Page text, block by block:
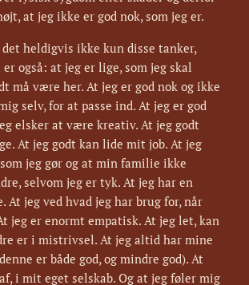
at jeg ikke er god nok, som jeg er.
heldigvis ikke kun disse tanker,
også: at jeg er lige, som jeg skal
må være her. At jeg er god nok og ikke
selv, for at passe ind. At jeg er god
elsker at være kreativ. At jeg godt
At jeg godt kan lide mit job. At jeg
jeg gør og at min familie ikke
selvom jeg er tyk. At jeg har en
At jeg ved hvad jeg har brug for, når
jeg er enormt empatisk. At jeg let, kan
er i mistrivsel. At jeg altid har mine
er både god, og mindre god). At
i mit eget selskab. Og at jeg føler mig